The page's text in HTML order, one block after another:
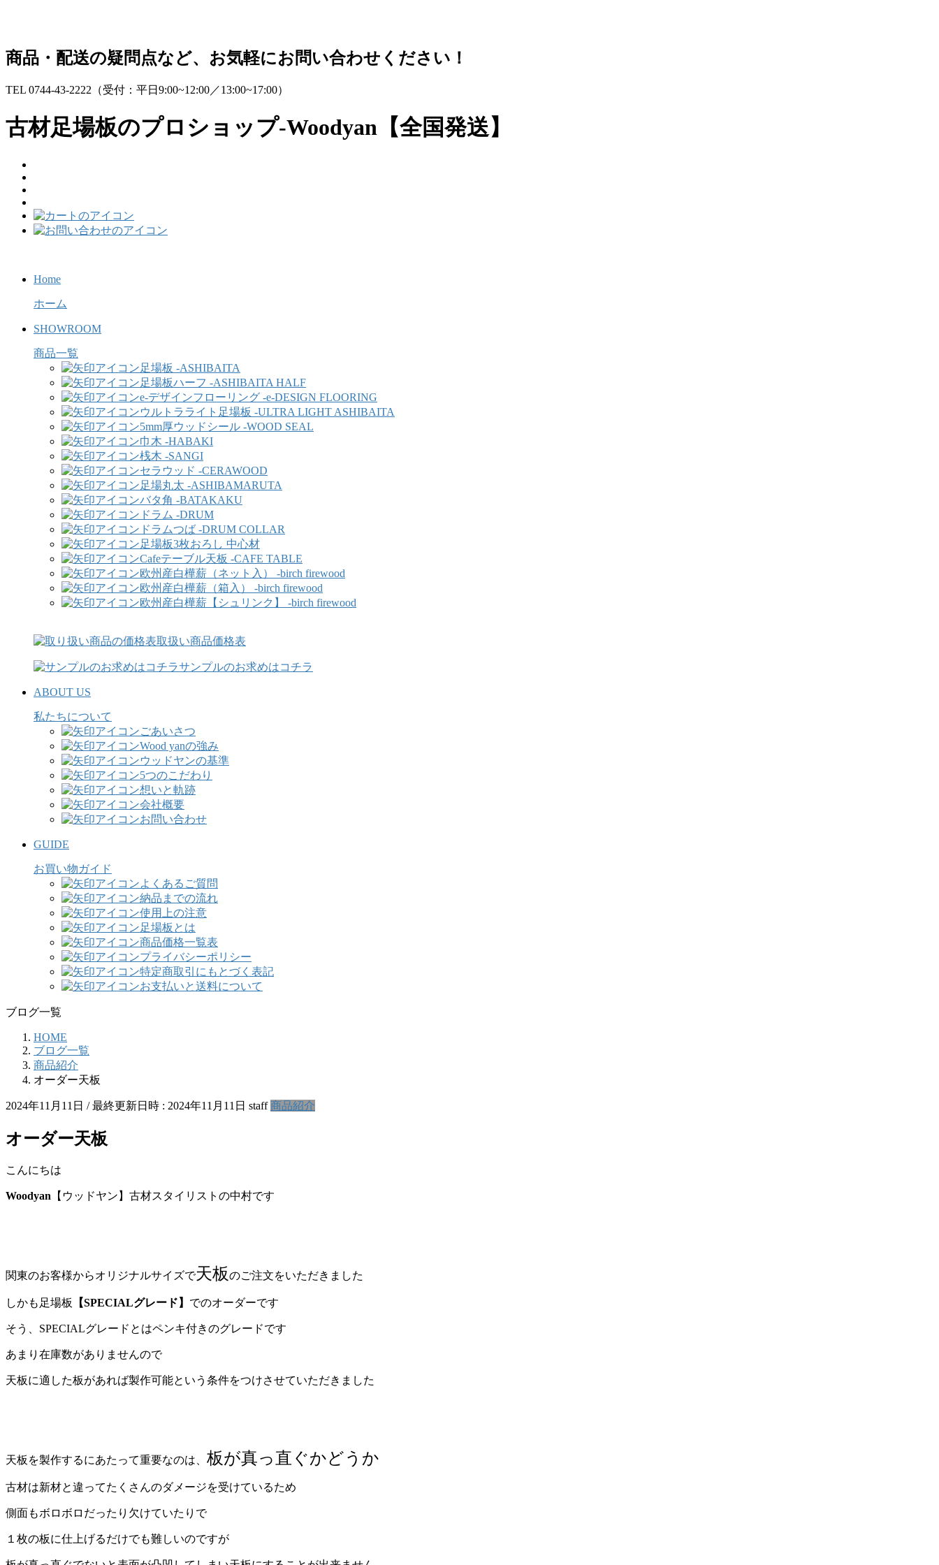
テ
ン
へ
キ
ッ
ゲ
ー
ョ
に
移
商品・配送の疑問点など、お気軽にお問い合わせください！
TEL 0744-43-2222 （受付：平日9:00~12:00／13:00~17:00）
古材足場板のプロショップ-Woodyan【全国発送】
Home
ホーム
SHOWROOM
商品一覧
足場板 -ASHIBAITA
足場板ハーフ -ASHIBAITA HALF
e-デザインフローリング -e-DESIGN FLOORING
ウルトラライト足場板 -ULTRA LIGHT ASHIBAITA
5mm厚ウッドシール -WOOD SEAL
巾木 -HABAKI
桟木 -SANGI
セラウッド -CERAWOOD
足場丸太 -ASHIBAMARUTA
バタ角 -BATAKAKU
ドラム -DRUM
ドラムつば -DRUM COLLAR
足場板3枚おろし 中心材
Cafeテーブル天板 -CAFE TABLE
欧州産白樺薪（ネット入） -birch firewood
欧州産白樺薪（箱入） -birch firewood
欧州産白樺薪【シュリンク】 -birch firewood
取扱い商品価格表
サンプルのお求めはコチラ
ABOUT US
私たちについて
ごあいさつ
Wood yanの強み
ウッドヤンの基準
5つのこだわり
想いと軌跡
会社概要
お問い合わせ
GUIDE
お買い物ガイド
よくあるご質問
納品までの流れ
使用上の注意
足場板とは
商品価格一覧表
プライバシーポリシー
特定商取引にもとづく表記
お支払いと送料について
ブログ一覧
HOME
ブログ一覧
商品紹介
オーダー天板
2024年11月11日 / 最終更新日時 : 2024年11月11日 staff 商品紹介
オーダー天板
こんにちは
Woodyan 【ウッドヤン】古材スタイリストの中村です
関東のお客様からオリジナルサイズで天板のご注文をいただきました
しかも足場板 【SPECIALグレード】 でのオーダーです
そう、SPECIALグレードとはペンキ付きのグレードです
あまり在庫数がありませんので
天板に適した板があれば製作可能という条件をつけさせていただきました
天板を製作するにあたって重要なのは、 板が真っ直ぐかどうか
古材は新材と違ってたくさんのダメージを受けているため
側面もボロボロだったり欠けていたりで
１枚の板に仕上げるだけでも難しいのですが